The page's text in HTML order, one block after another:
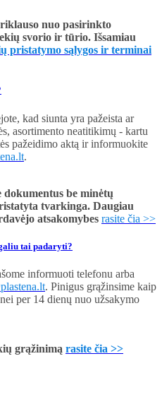
nuo pasirinkto
svorio ir tūrio. Išsamiau
pristatymo sąlygos ir terminai
kad siunta yra pažeista ar
asortimento neatitikimų - kartu
pažeidimo aktą ir informuokite
.
be minėtų
tvarkinga. Daugiau
atsakomybes rasite čia >>
tai padaryti?
informuoti telefonu arba
. Pinigus grąžinsime kaip
per 14 dienų nuo užsakymo
grąžinimą rasite čia >>